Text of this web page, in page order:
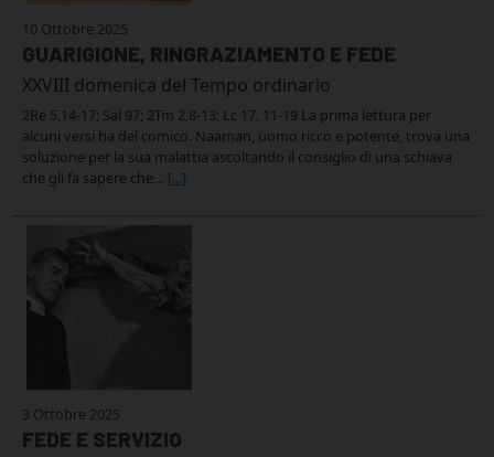
10 Ottobre 2025
GUARIGIONE, RINGRAZIAMENTO E FEDE
XXVIII domenica del Tempo ordinario
2Re 5,14-17; Sal 97; 2Tm 2,8-13; Lc 17, 11-19 La prima lettura per
alcuni versi ha del comico. Naaman, uomo ricco e potente, trova una
soluzione per la sua malattia ascoltando il consiglio di una schiava
che gli fa sapere che… [...]
3 Ottobre 2025
FEDE E SERVIZIO